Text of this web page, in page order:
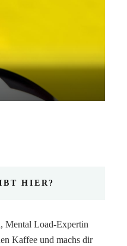
HIER?
Mental Load-Expertin
Kaffee und machs dir